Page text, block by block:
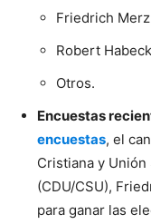
Friedrich
Robert
Otros.
Encuestas
encuestas, el
Cristiana y
(CDU/CSU),
para ganar las